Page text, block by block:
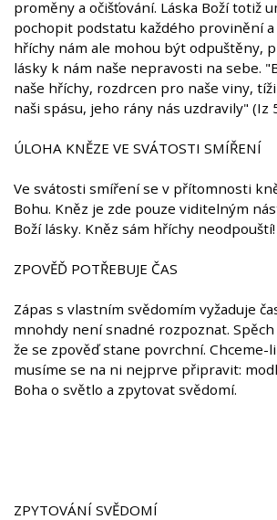
proměny a očišťování. Láska Boží totiž
pochopit podstatu každého provinění
hříchy nám ale mohou být odpuštěny,
lásky k nám naše nepravosti na sebe.
naše hříchy, rozdrcen pro naše viny,
naši spásu, jeho rány nás uzdravily" (Iz
ÚLOHA KNĚZE VE SVÁTOSTI SMÍŘENÍ
Ve svátosti smíření se v přítomnosti
Bohu. Kněz je zde pouze viditelným
Boží lásky. Kněz sám hříchy neodpouští!
ZPOVĚĎ POTŘEBUJE ČAS
Zápas s vlastním svědomím vyžaduje
mnohdy není snadné rozpoznat.
že se zpověď stane povrchní. Chceme-
musíme se na ni nejprve připravit:
Boha o světlo a zpytovat svědomí.
ZPYTOVÁNÍ SVĚDOMÍ